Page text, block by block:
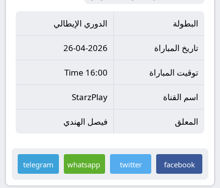
البطولة الدوري الإيطالي
تاريخ المباراة 26-04-2026
توقيت المباراة 16:00 Time
اسم القناة StarzPlay
المعلق فيصل الهندي
facebook
twitter
whatsapp
telegram